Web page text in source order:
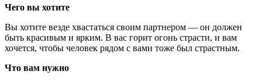
Чего вы хотите
Вы хотите везде хвастаться своим партнером — он должен
быть красивым и ярким. В вас горит огонь страсти, и вам
хочется, чтобы человек рядом с вами тоже был страстным.
Что вам нужно